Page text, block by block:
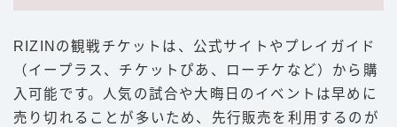
RIZINの観戦チケットは、公式サイトやプレイガイド
（イープラス、チケットぴあ、ローチケなど）から購
入可能です。人気の試合や大晦日のイベントは早めに
売り切れることが多いため、先行販売を利用するのが